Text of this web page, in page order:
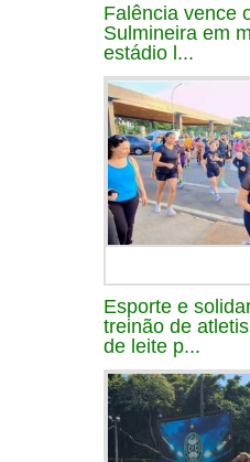
Falência vence
Sulmineira em
estádio l...
Esporte e
treinão de
de leite p...